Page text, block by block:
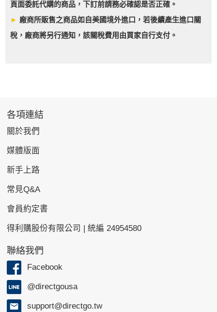
頁面委託代購的商品，下訂前請務必確認是否正確。
► 廠商所販售之商品如自美國境外進口，若後續產生進口關
稅，廠商將另行通知，該關稅費用由買家自行支付。
各項連結
關於我們
媒體版面
新手上路
常見Q&A
會員約定書
得利購股份有限公司 | 統編 24954580
聯絡我們
Facebook
@directgousa
support@directgo.tw